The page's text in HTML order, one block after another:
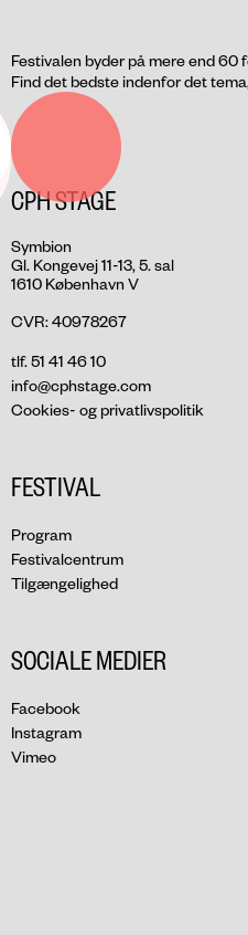
Festivalen byder på mere end 60
Find det bedste indenfor det
CPH STAGE
Symbion
Gl. Kongevej 11-13, 5. sal
1610 København V
CVR: 40978267
tlf. 51 41 46 10
info@cphstage.com
Cookies- og privatlivspolitik
FESTIVAL
Program
Festivalcentrum
Tilgængelighed
SOCIALE MEDIER
Facebook
Instagram
Vimeo